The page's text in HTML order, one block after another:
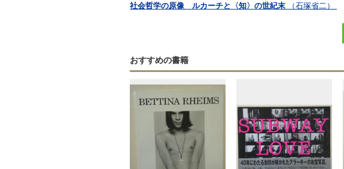
社会哲学の原像 ルカーチと〈知〉の世紀末
（石塚省二）
おすすめの書籍